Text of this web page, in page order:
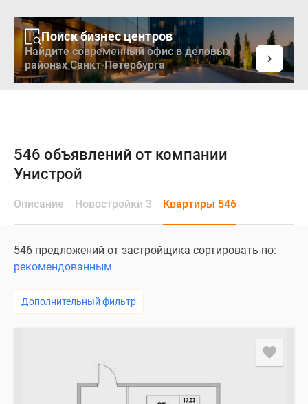
Поиск бизнес центров
Найдите современный офис в деловых
районах Санкт-Петербурга
546 объявлений от компании
Унистрой
Описание Новостройки 3 Квартиры 546
546 предложений от застройщика сортировать по:
рекомендованным
Дополнительный фильтр